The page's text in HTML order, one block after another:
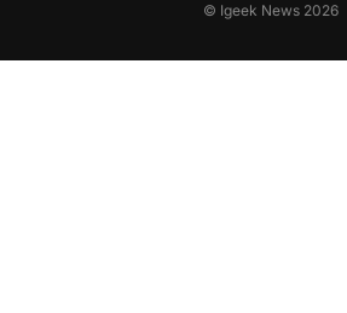
© Igeek News 2026